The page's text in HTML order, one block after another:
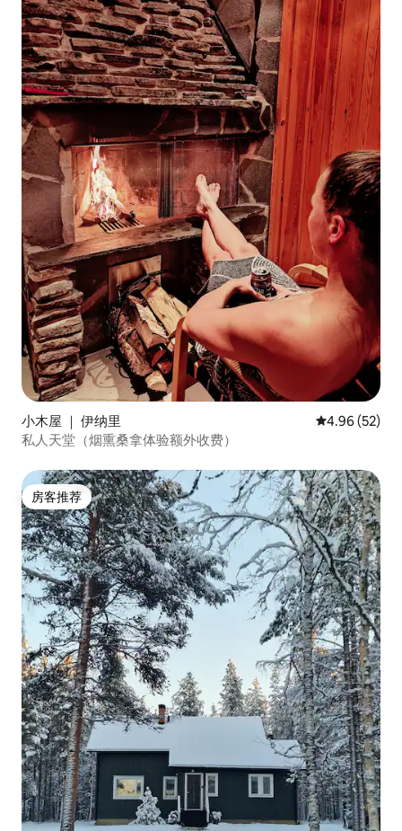
小木屋 ｜ 伊纳里 平均评分
4.96 (52)
私人天堂（烟熏桑拿体验额外收费）
房客推荐
房客推荐